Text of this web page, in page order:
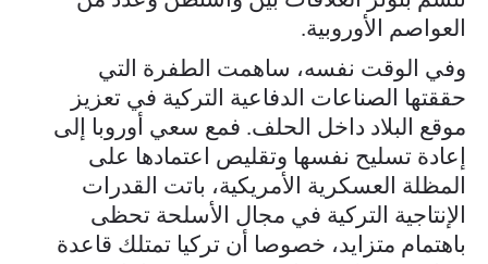
العواصم الأوروبية.
وفي الوقت نفسه، ساهمت الطفرة التي
حققتها الصناعات الدفاعية التركية في تعزيز
موقع البلاد داخل الحلف. فمع سعي أوروبا إلى
إعادة تسليح نفسها وتقليص اعتمادها على
المظلة العسكرية الأمريكية، باتت القدرات
الإنتاجية التركية في مجال الأسلحة تحظى
باهتمام متزايد، خصوصا أن تركيا تمتلك قاعدة